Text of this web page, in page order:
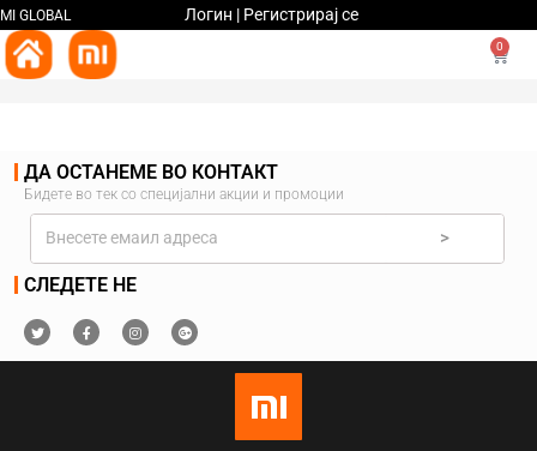
MI GLOBAL Логин | Регистрирај се
0
ДА ОСТАНЕМЕ ВО КОНТАКТ
Бидете во тек со специјални акции и промоции
>
СЛЕДЕТЕ НЕ